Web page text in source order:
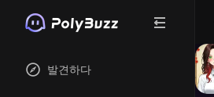
발견하다